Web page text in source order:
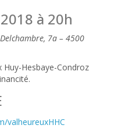
à 20h
7a – 4500
Huy-Hesbaye-Condroz
valheureuxHHC